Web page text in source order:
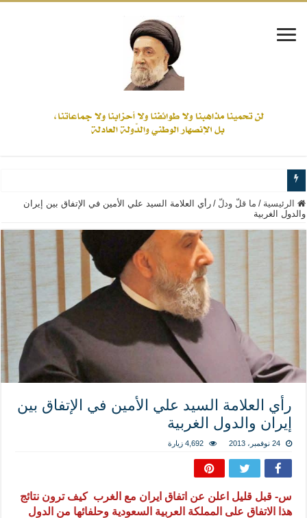
www.alamine.net
إذا كان التسنن هو الإيمان بسنة رسول الله ( صلى الله عليه وآله) فكلّ
علاقات المذاهب والأديان لا يجوز أن تكون على حساب الأوطان
لن تحمينا مذاهبنا ولا طوائفنا ولا أحزابنا ولا جماعاتنا، بل الإنصهار الوطني والدولة
المذاهب ليست قدرًا لا يمكن تجاوزه
ليست المنفعة تأتي من إسلامية النّظام كما لا تأتي المضرة من مسيحية النظام
المتهاون بوطنه متهاون بدينه حتماً
نسج العلاقة مع الآخر تكون من خلال منظومة القيم و المبادئ الانسانية التي تجعل
الرئيسية / ما قلّ ودلّ / رأي العلامة السيد علي الأمين في الإتفاق بين إيران
والدول الغربية
رأي العلامة السيد علي الأمين في الإتفاق بين
إيران والدول الغربية
24 نوفمبر، 2013 4,692 زيارة
س- قبل قليل اعلن عن اتفاق ايران مع الغرب كيف ترون نتائج
هذا الاتفاق على المملكة العربية السعودية وحلفائها من الدول